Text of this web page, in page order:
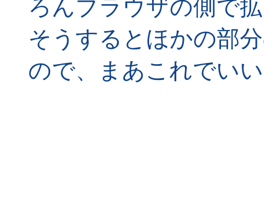
ろんブラウザの側で
そうするとほかの部
ので、まあこれでい